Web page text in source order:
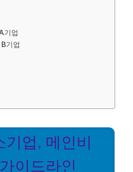
기업
기업
업, 메인비
이드라인